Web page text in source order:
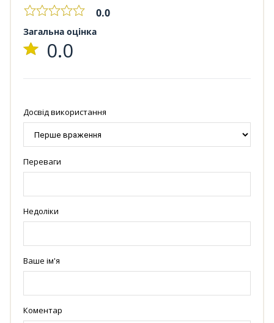
0.0
Загальна оцінка
0.0
Досвід використання
Переваги
Недоліки
Ваше ім'я
Коментар